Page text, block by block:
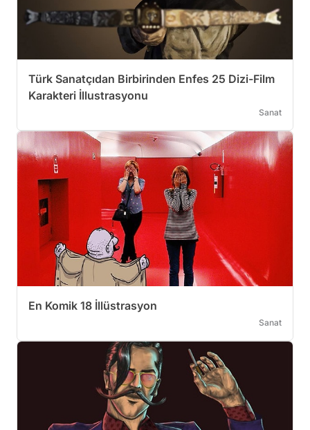
Türk Sanatçıdan Birbirinden Enfes 25 Dizi-Film
Karakteri İllustrasyonu
Sanat
En Komik 18 İllüstrasyon
Sanat